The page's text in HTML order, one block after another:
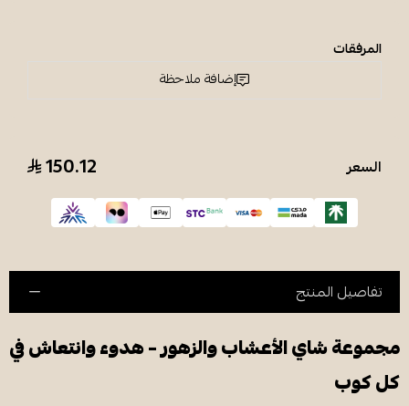
المرفقات
إضافة ملاحظة
السعر 150.12
تفاصيل المنتج
مجموعة شاي الأعشاب والزهور – هدوء وانتعاش في
كل كوب